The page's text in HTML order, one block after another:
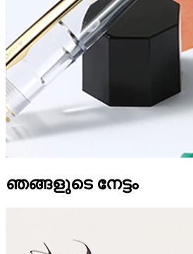
ഞങ്ങളുടെ നേട്ടം